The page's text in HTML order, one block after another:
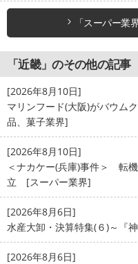
「スーパー業
「近畿」のその他の記事
[2026年8月10日]
マリンフード(大阪)がバウム
品、菓子業界]
[2026年8月10日]
＜ナカケー(兵庫)事件＞ 転
立 [スーパー業界]
[2026年8月6日]
水産大卸・決算特集(６)～『
[2026年8月6日]